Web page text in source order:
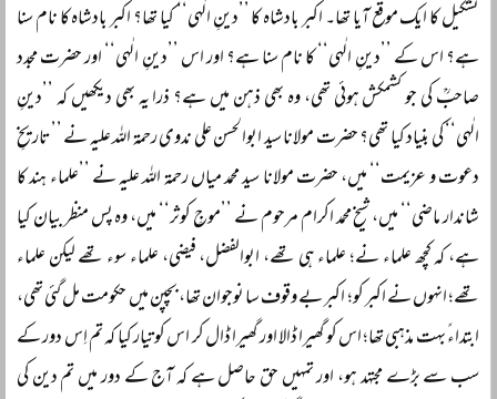
تشکیل کا ایک موقع آیا تھا۔ اکبر بادشاہ کا ’’دینِ الٰہی‘‘ کیا تھا؟ اکبر بادشاہ کا نام سنا
ہے؟ اس کے ’’دینِ الٰہی‘‘ کا نام سنا ہے؟ اور اس ’’دینِ الٰہی‘‘ اور حضرت مجدد
صاحبؒ کی جو کشمکش ہوئی تھی، وہ بھی ذہن میں ہے؟ ذرا یہ بھی دیکھیں کہ ’’دینِ
الٰہی‘‘ کی بنیاد کیا تھی؟ حضرت مولانا سید ابوالحسن علی ندوی رحمۃ اللہ علیہ نے ’’تاریخِ
دعوت و عزیمت‘‘ میں، حضرت مولانا سید محمد میاں رحمۃ اللہ علیہ نے ’’علماء ہند کا
شاندار ماضی‘‘ میں، شیخ محمد اکرام مرحوم نے ’’موجِ کوثر‘‘ میں، وہ پس منظر بیان کیا
ہے، کہ کچھ علماء نے؛ علماء ہی تھے، ابوالفضل، فیضی، علماء سوء تھے لیکن علماء
تھے؛ انہوں نے اکبر کو؛ اکبر بے وقوف سا نوجوان تھا، بچپن میں حکومت مل گئی تھی،
ابتداءً‌ بہت مذہبی تھا؛ اس کو گھیرا ڈالا اور گھیرا ڈال کر اس کو تیار کیا کہ تم اِس دور کے
سب سے بڑے مجتہد ہو، اور تمہیں حق حاصل ہے کہ آج کے دور میں تم دین کی